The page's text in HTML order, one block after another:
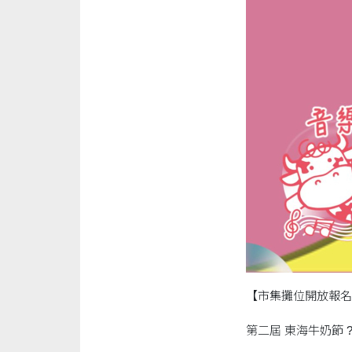
【市集攤位開放報
第二屆 東海牛奶節 ?